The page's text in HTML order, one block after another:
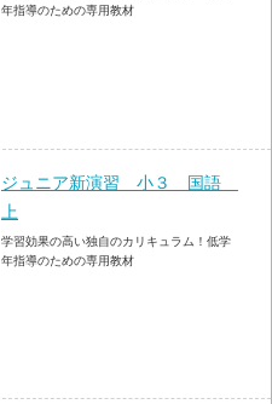
年指導のための専用教材
ジュニア新演習 小３ 国語
上
学習効果の高い独自のカリキュラム！低学
年指導のための専用教材